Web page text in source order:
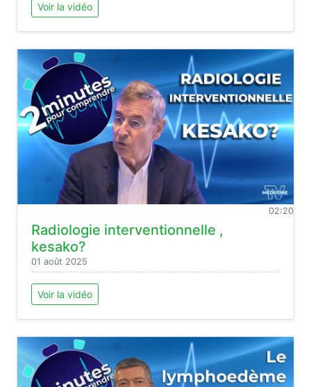
Voir la vidéo
02:20
Radiologie interventionnelle ,
kesako?
01 août 2025
Voir la vidéo